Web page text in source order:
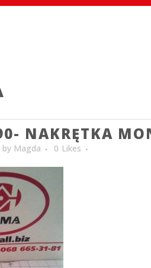
NAKRĘTKA
by Magda 0 Likes